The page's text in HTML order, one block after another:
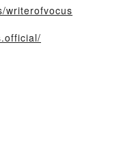
writerofvocus